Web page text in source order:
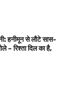
हनीमून से लौटे सास-
– रिश्ता दिल का है,